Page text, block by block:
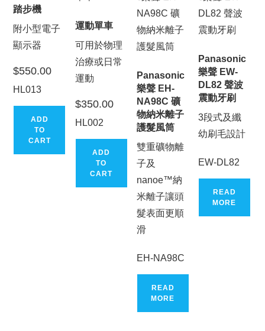
踏步機
附小型電子
顯示器
$550.00
HL013
ADD
TO
CART
運動單車
可用於物理
治療或日常
運動
$350.00
HL002
ADD
TO
CART
Panasonic
樂聲 EH-
NA98C 礦
物納米離子
護髮風筒
雙重礦物離
子及
nanoe™納
米離子讓頭
髮表面更順
滑
EH-NA98C
READ
MORE
Panasonic
樂聲 EW-
DL82 聲波
震動牙刷
3段式及纖
幼刷毛設計
EW-DL82
READ
MORE